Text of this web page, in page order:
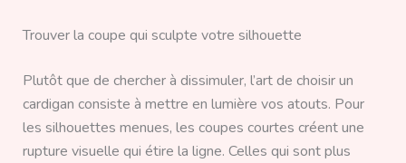
Trouver la coupe qui sculpte votre silhouette
Plutôt que de chercher à dissimuler, l’art de choisir un
cardigan consiste à mettre en lumière vos atouts. Pour
les silhouettes menues, les coupes courtes créent une
rupture visuelle qui étire la ligne. Celles qui sont plus